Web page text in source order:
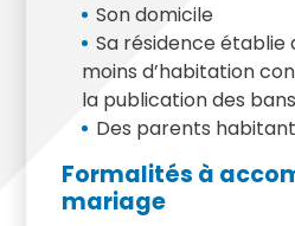
Son domicile
Sa résidence établie
moins d’habitation
la publication des bans
Des parents
Formalités à
mariage